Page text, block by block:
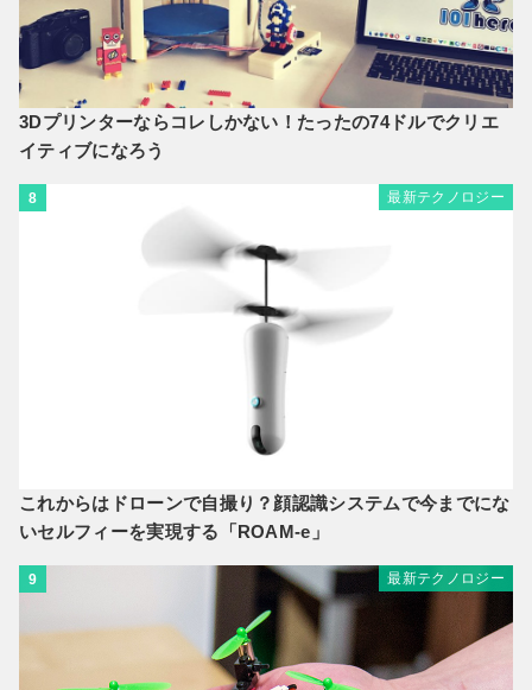
3Dプリンターならコレしかない！たったの74ドルでクリエ
イティブになろう
8 最新テクノロジー
これからはドローンで自撮り？顔認識システムで今までにな
いセルフィーを実現する「ROAM-e」
9 最新テクノロジー